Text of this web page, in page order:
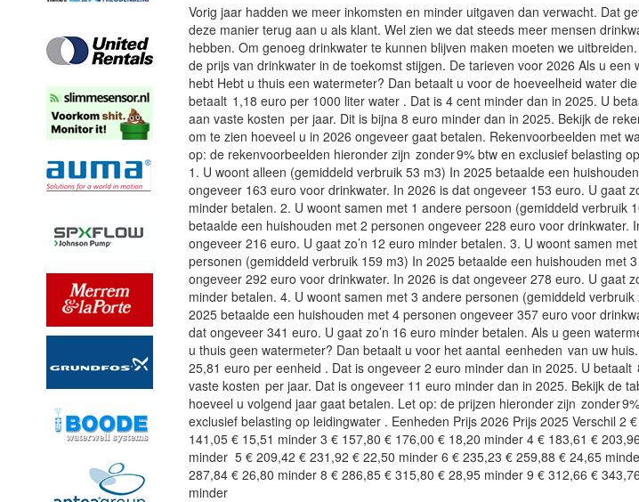
Vorig jaar hadden we meer inkomsten en minder uitgaven dan verwacht. Dat
deze manier terug aan u als klant. Wel zien we dat steeds meer mensen
hebben. Om genoeg drinkwater te kunnen blijven maken moeten we
de prijs van drinkwater in de toekomst stijgen. De tarieven voor 2026 Als u een
hebt Hebt u thuis een watermeter? Dan betaalt u voor de hoeveelheid water
betaalt 1,18 euro per 1000 liter water . Dat is 4 cent minder dan in 2025. U
aan vaste kosten per jaar. Dit is bijna 8 euro minder dan in 2025. Bekijk de
om te zien hoeveel u in 2026 ongeveer gaat betalen. Rekenvoorbeelden met
op: de rekenvoorbeelden hieronder zijn zonder 9% btw en exclusief belasting
1. U woont alleen (gemiddeld verbruik 53 m3) In 2025 betaalde een
ongeveer 163 euro voor drinkwater. In 2026 is dat ongeveer 153 euro. U gaat
minder betalen. 2. U woont samen met 1 andere persoon (gemiddeld verbruik
betaalde een huishouden met 2 personen ongeveer 228 euro voor drinkwater.
ongeveer 216 euro. U gaat zo’n 12 euro minder betalen. 3. U woont samen
personen (gemiddeld verbruik 159 m3) In 2025 betaalde een huishouden met
ongeveer 292 euro voor drinkwater. In 2026 is dat ongeveer 278 euro. U gaat
minder betalen. 4. U woont samen met 3 andere personen (gemiddeld verbruik
2025 betaalde een huishouden met 4 personen ongeveer 357 euro voor
dat ongeveer 341 euro. U gaat zo’n 16 euro minder betalen. Als u geen
u thuis geen watermeter? Dan betaalt u voor het aantal eenheden van uw
25,81 euro per eenheid . Dat is ongeveer 2 euro minder dan in 2025. U betaalt
vaste kosten per jaar. Dat is ongeveer 11 euro minder dan in 2025. Bekijk de
hoeveel u volgend jaar gaat betalen. Let op: de prijzen hieronder zijn zonder
exclusief belasting op leidingwater . Eenheden Prijs 2026 Prijs 2025 Verschil 2
141,05 € 15,51 minder 3 € 157,80 € 176,00 € 18,20 minder 4 € 183,61 €
minder 5 € 209,42 € 231,92 € 22,50 minder 6 € 235,23 € 259,88 € 24,65
287,84 € 26,80 minder 8 € 286,85 € 315,80 € 28,95 minder 9 € 312,66 €
minder